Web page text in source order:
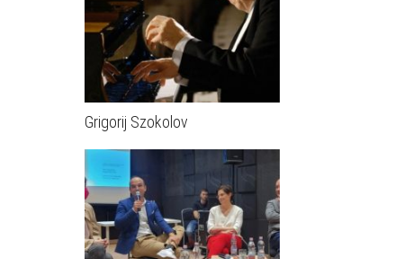
Grigorij Szokolov